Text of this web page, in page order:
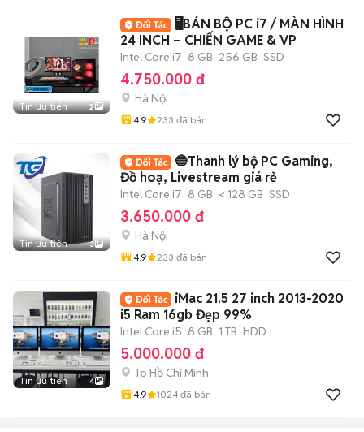
Tin ưu tiên 2
🖥️BÁN BỘ PC i7 / MÀN HÌNH
24 INCH – CHIẾN GAME & VP
Intel Core i7 8 GB 256 GB SSD
4.750.000 đ
Hà Nội
4.9 233 đã bán
Tin ưu tiên 3
🔵Thanh lý bộ PC Gaming,
Đồ hoạ, Livestream giá rẻ
Intel Core i7 8 GB < 128 GB SSD
3.650.000 đ
Hà Nội
4.9 233 đã bán
Tin ưu tiên 4
iMac 21.5 27 inch 2013-2020
i5 Ram 16gb Đẹp 99%
Intel Core i5 8 GB 1 TB HDD
5.000.000 đ
Tp Hồ Chí Minh
4.9 1024 đã bán